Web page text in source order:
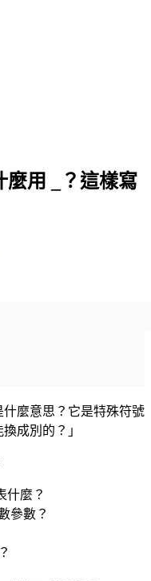
麼用 _？這樣寫
什麼意思？它是特殊符號
成別的？」
什麼？
參數？